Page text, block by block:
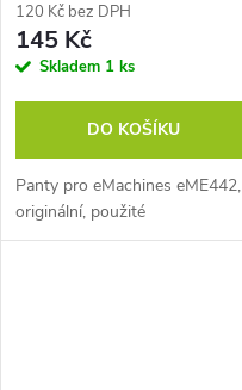
120 Kč bez DPH
145 Kč
Skladem 1 ks
DO KOŠÍKU
Panty pro eMachines eME442,
originální, použité